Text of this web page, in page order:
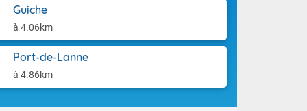
Guiche
à 4.06km
Port-de-Lanne
à 4.86km
l'après-
il fait
30 à 35